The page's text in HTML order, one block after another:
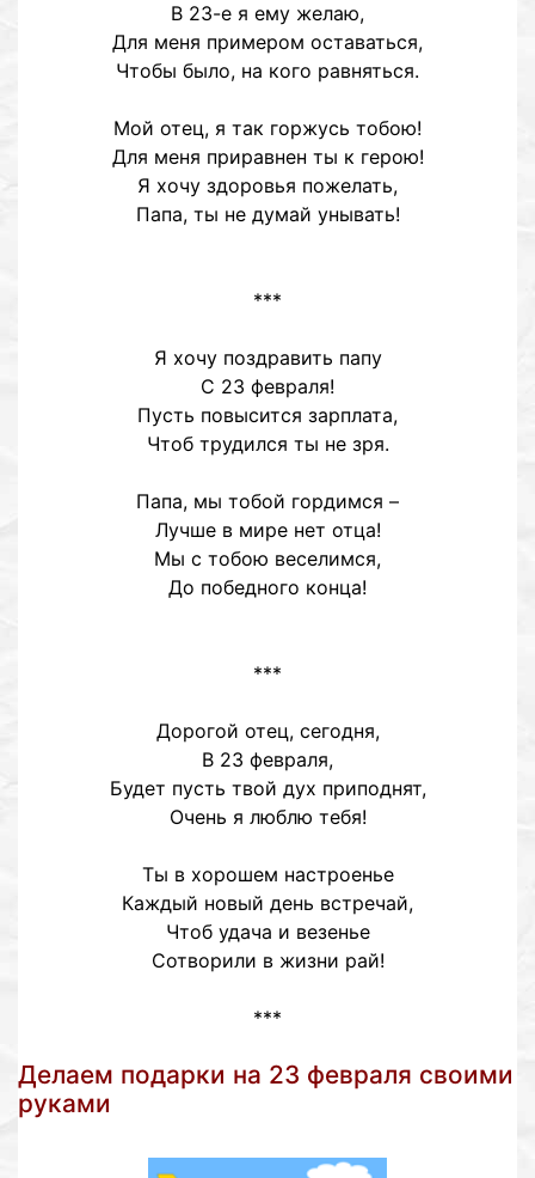
В 23-е я ему желаю,
Для меня примером оставаться,
Чтобы было, на кого равняться.
Мой отец, я так горжусь тобою!
Для меня приравнен ты к герою!
Я хочу здоровья пожелать,
Папа, ты не думай унывать!
***
Я хочу поздравить папу
С 23 февраля!
Пусть повысится зарплата,
Чтоб трудился ты не зря.
Папа, мы тобой гордимся –
Лучше в мире нет отца!
Мы с тобою веселимся,
До победного конца!
***
Дорогой отец, сегодня,
В 23 февраля,
Будет пусть твой дух приподнят,
Очень я люблю тебя!
Ты в хорошем настроенье
Каждый новый день встречай,
Чтоб удача и везенье
Сотворили в жизни рай!
***
Делаем подарки на 23 февраля своими
руками